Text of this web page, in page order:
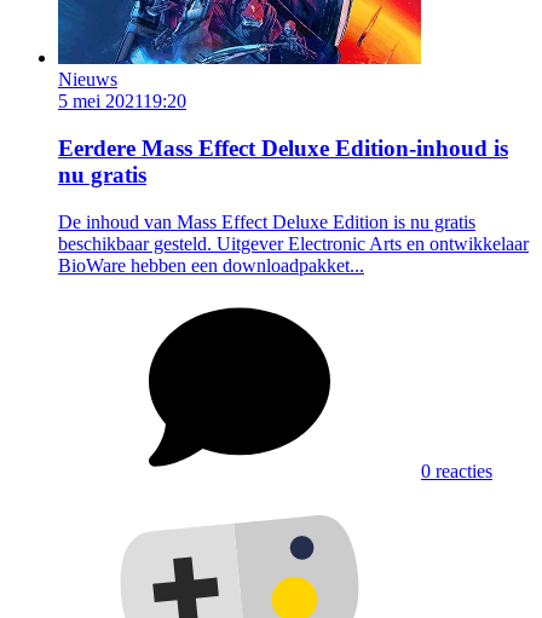
Nieuws
5 mei 202119:20
Eerdere Mass Effect Deluxe Edition-inhoud is
nu gratis
De inhoud van Mass Effect Deluxe Edition is nu gratis
beschikbaar gesteld. Uitgever Electronic Arts en ontwikkelaar
BioWare hebben een downloadpakket...
0 reacties